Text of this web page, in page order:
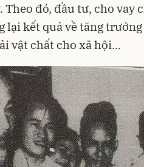
Theo đó, đầu tư, cho vay
lại kết quả về tăng
vật chất cho xã hội...